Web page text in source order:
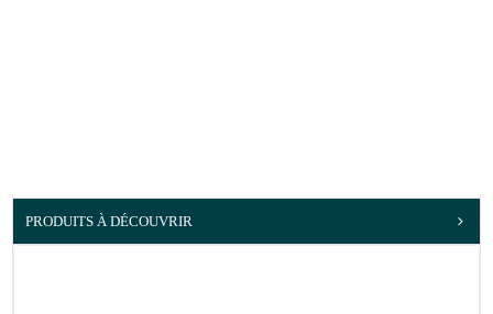
PRODUITS À DÉCOUVRIR